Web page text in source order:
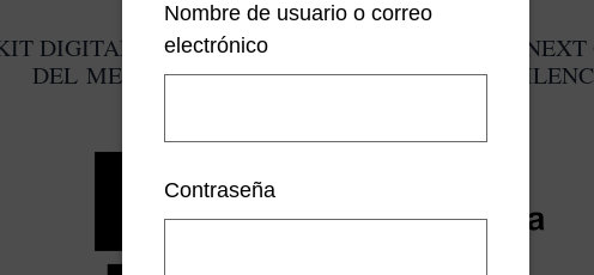
DIGITAL COFINANCIADO POR LOS FONDOS
DEL MECANISMO DE RECUPERACIÓN Y
Nombre de usuario o correo
electrónico
Contraseña